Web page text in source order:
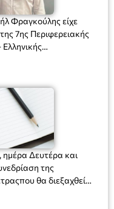
Φραγκούλης είχε
7ης Περιφερειακής
Λ.Σ. κ. Ιωάννη
Δευτέρα και
της
θα διεξαχθεί
31 στην αίθουσα